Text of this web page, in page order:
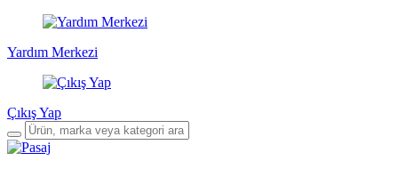
Yardım Merkezi
Çıkış Yap